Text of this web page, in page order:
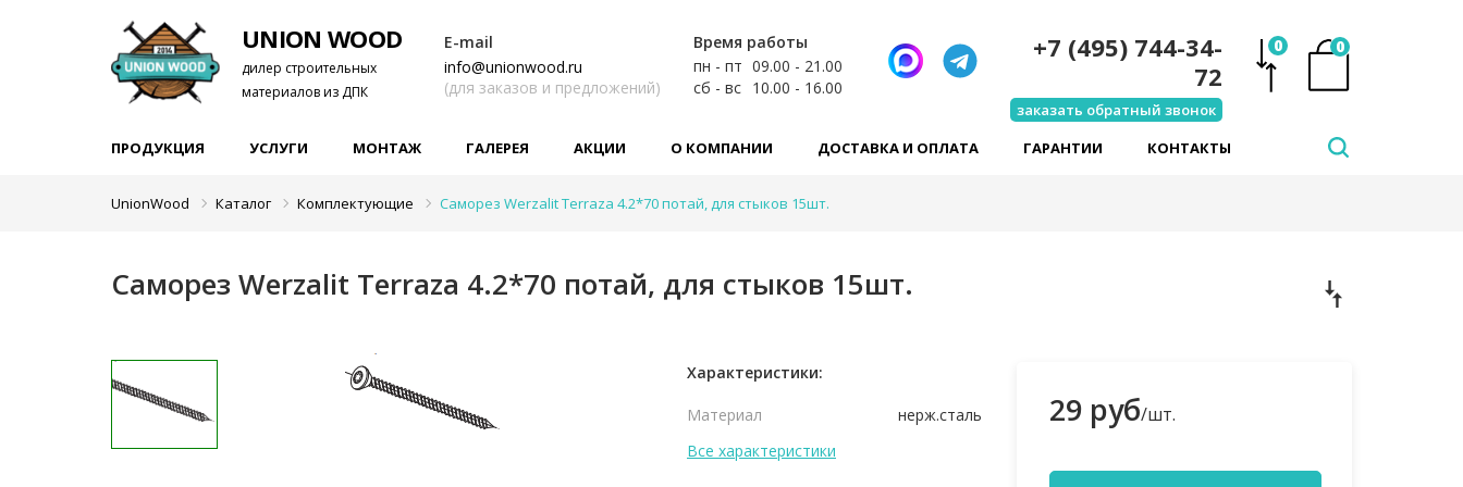
UNION WOOD
дилер строительных
материалов из ДПК
0
0
+7 (495) 744-34-
72
заказать обратный звонок
Время работы
пн - пт 09.00 - 21.00
сб - вс 10.00 - 16.00
E-mail
info@unionwood.ru
(для заказов и предложений)
ПРОДУКЦИЯ УСЛУГИ МОНТАЖ ГАЛЕРЕЯ АКЦИИ О КОМПАНИИ ДОСТАВКА И ОПЛАТА ГАРАНТИИ КОНТАКТЫ
UnionWood Каталог Комплектующие Саморез Werzalit Terraza 4.2*70 потай, для стыков 15шт.
Саморез Werzalit Terraza 4.2*70 потай, для стыков 15шт.
Характеристики:
Материал
нерж.сталь
Все характеристики
29 руб/шт.